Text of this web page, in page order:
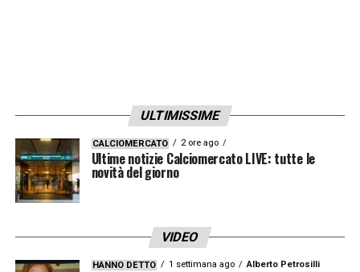
ULTIMISSIME
CALCIOMERCATO 2 ore ago
Ultime notizie Calciomercato LIVE: tutte le
novità del giorno
VIDEO
HANNO DETTO 1 settimana ago Alberto Petrosilli